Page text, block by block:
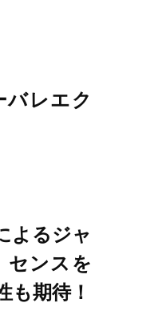
バレエク
よるジャ
センスを
も期待！